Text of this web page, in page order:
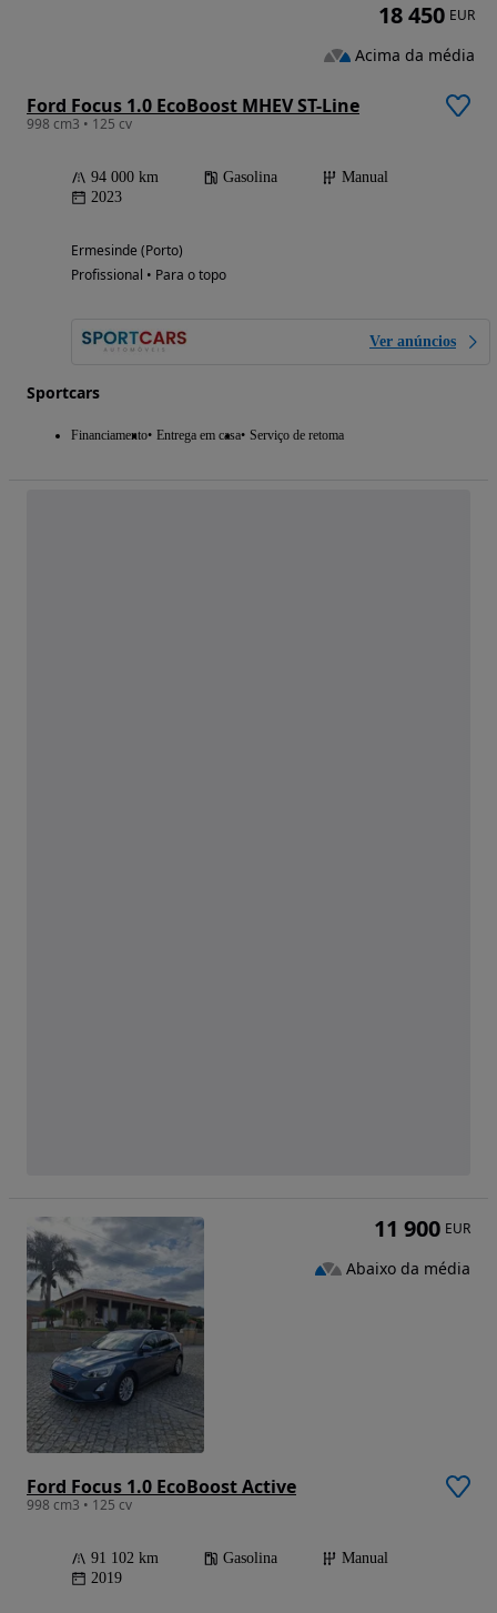
Ford Focus 1.0 EcoBoost MHEV ST-Line
998 cm3 • 125 cv
94 000 km Gasolina
Manual
2023
Ermesinde (Porto)
Profissional • Para o topo
Ver anúncios
Sportcars
Financiamento Entrega em casa Serviço de retoma
18 450 EUR
Acima da média
Ford Focus 1.0 EcoBoost Active
998 cm3 • 125 cv
91 102 km Gasolina
Manual
2019
11 900 EUR
Abaixo da média